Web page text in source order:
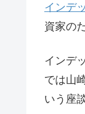
インデ
資家の
インデ
では山
いう座